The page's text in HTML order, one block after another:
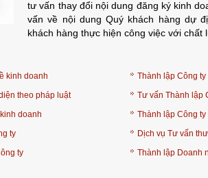
tư vấn thay đổi nội dung đăng ký kinh
vấn về nội dung Quý khách hàng dự
khách hàng thực hiện công việc với chất
kinh doanh
theo pháp luật
doanh
ty
ty
Thành lập Công
Tư vấn Thành lập
Thành lập Công
Dịch vụ Tư vấn
Thành lập Doanh